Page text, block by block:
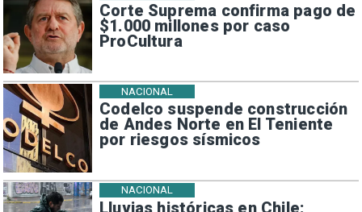
Corte Suprema confirma pago de
$1.000 millones por caso
ProCultura
Codelco suspende construcción
de Andes Norte en El Teniente
por riesgos sísmicos
NACIONAL
NACIONAL